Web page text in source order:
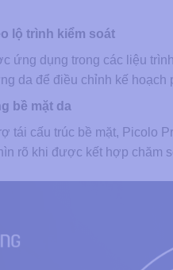
lộ trình kiểm soát
ứng dụng trong các liệu
da để điều chỉnh kế
bề mặt da
tái cấu trúc bề mặt, Picolo
rõ khi được kết hợp chăm